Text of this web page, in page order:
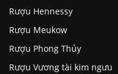
Rượu Hennessy
Rượu Meukow
Rượu Phong Thủy
Rượu Vương tài kim ngưu